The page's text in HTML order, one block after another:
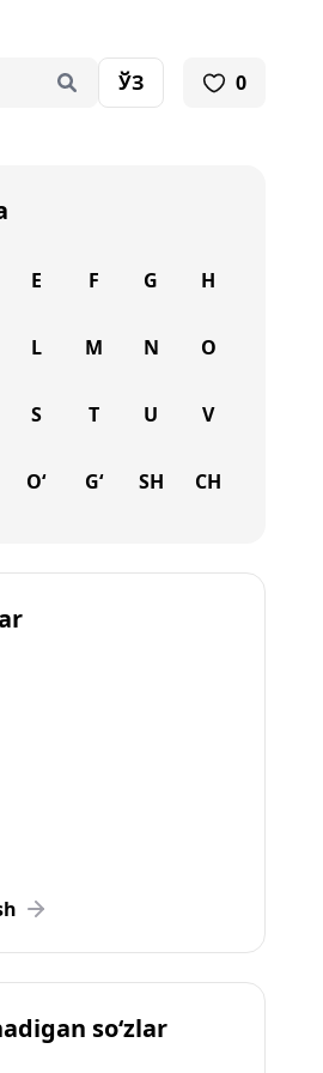
ЎЗ 0
E F G H
L M N O
S T U V
O‘ G‘ SH CH
so‘zlar